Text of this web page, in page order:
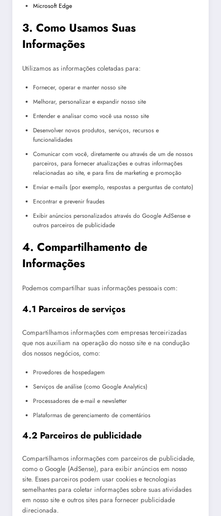
Microsoft Edge
3. Como Usamos Suas
Informações
Utilizamos as informações coletadas para:
Fornecer, operar e manter nosso site
Melhorar, personalizar e expandir nosso site
Entender e analisar como você usa nosso site
Desenvolver novos produtos, serviços, recursos e
funcionalidades
Comunicar com você, diretamente ou através de um de nossos
parceiros, para fornecer atualizações e outras informações
relacionadas ao site, e para fins de marketing e promoção
Enviar e-mails (por exemplo, respostas a perguntas de contato)
Encontrar e prevenir fraudes
Exibir anúncios personalizados através do Google AdSense e
outros parceiros de publicidade
4. Compartilhamento de
Informações
Podemos compartilhar suas informações pessoais com:
4.1 Parceiros de serviços
Compartilhamos informações com empresas terceirizadas
que nos auxiliam na operação do nosso site e na condução
dos nossos negócios, como:
Provedores de hospedagem
Serviços de análise (como Google Analytics)
Processadores de e-mail e newsletter
Plataformas de gerenciamento de comentários
4.2 Parceiros de publicidade
Compartilhamos informações com parceiros de publicidade,
como o Google (AdSense), para exibir anúncios em nosso
site. Esses parceiros podem usar cookies e tecnologias
semelhantes para coletar informações sobre suas atividades
em nosso site e outros sites para fornecer publicidade
direcionada.